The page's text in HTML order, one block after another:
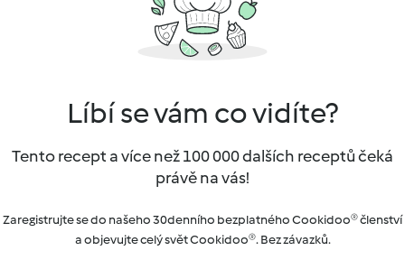
Líbí se vám co vidíte?
Tento recept a více než 100 000 dalších receptů čeká
právě na vás!
Zaregistrujte se do našeho 30denního bezplatného Cookidoo® členství
a objevujte celý svět Cookidoo®. Bez závazků.